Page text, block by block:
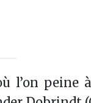
l’on peine